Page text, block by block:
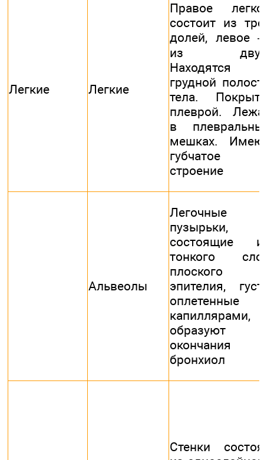
Легкие Легкие
Правое
состоит из
долей, левое
из
Находятся
грудной
тела.
плеврой.
в
мешках.
губчатое
строение
Альвеолы
Легочные
пузырьки,
состоящие
тонкого
плоского
эпителия,
оплетенные
капиллярами,
образуют
окончания
бронхиол
Стенки